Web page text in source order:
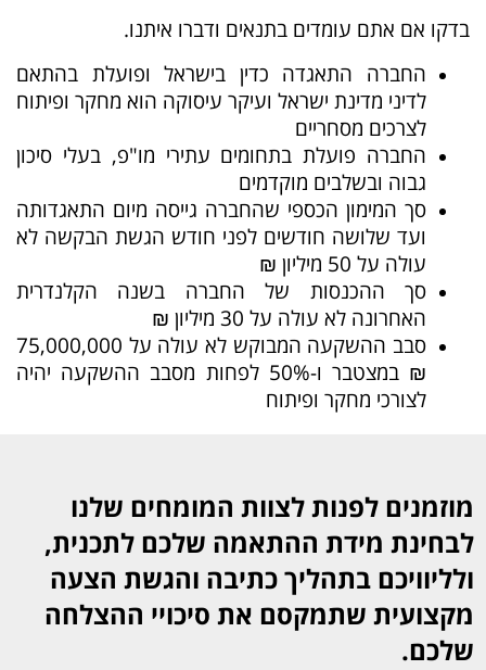
בדקו אם אתם עומדים בתנאים ודברו איתנו.
החברה התאגדה כדין בישראל ופועלת בהתאם
לדיני מדינת ישראל ועיקר עיסוקה הוא מחקר ופיתוח
לצרכים מסחריים
החברה פועלת בתחומים עתירי מו"פ, בעלי סיכון
גבוה ובשלבים מוקדמים
סך המימון הכספי שהחברה גייסה מיום התאגדותה
ועד שלושה חודשים לפני חודש הגשת הבקשה לא
עולה על 50 מיליון ₪
סך ההכנסות של החברה בשנה הקלנדרית
האחרונה לא עולה על 30 מיליון ₪
סבב ההשקעה המבוקש לא עולה על 75,000,000
₪ במצטבר ו-50% לפחות מסבב ההשקעה יהיה
לצורכי מחקר ופיתוח
מוזמנים לפנות לצוות המומחים שלנו
לבחינת מידת ההתאמה שלכם לתכנית,
ולליוויכם בתהליך כתיבה והגשת הצעה
מקצועית שתמקסם את סיכויי ההצלחה
שלכם.